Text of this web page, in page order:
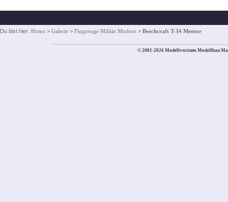
Du bist hier: Home > Galerie > Flugzeuge Militär Modern > Beechcraft T-34 Mentor
© 2001-2026 Modellversium Modellbau